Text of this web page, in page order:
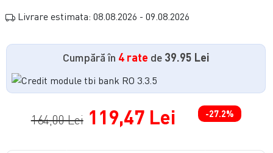
Livrare estimata: 08.08.2026 - 09.08.2026
Cumpără în 4 rate de 39.95 Lei
164,00 Lei 119,47 Lei -27.2%